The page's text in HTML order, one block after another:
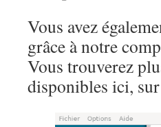
Vous avez
grâce à notre
Vous trouverez
disponibles ici,